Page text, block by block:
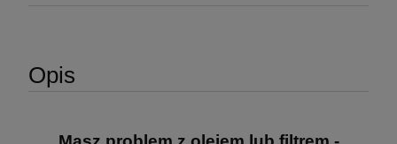
Opis